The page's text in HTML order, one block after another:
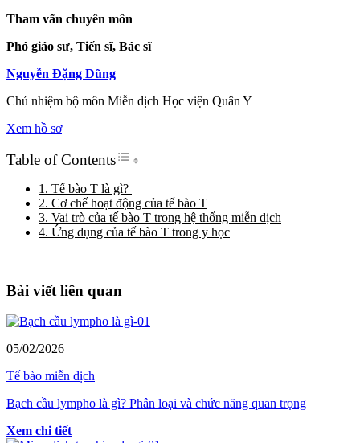
Tham vấn chuyên môn
Phó giáo sư, Tiến sĩ, Bác sĩ
Nguyễn Đặng Dũng
Chủ nhiệm bộ môn Miễn dịch Học viện Quân Y
Xem hồ sơ
Table of ContentsToggle Table of Content
1. Tế bào T là gì?
2. Cơ chế hoạt động của tế bào T
3. Vai trò của tế bào T trong hệ thống miễn dịch
4. Ứng dụng của tế bào T trong y học
Bài viết liên quan
05/02/2026
Tế bào miễn dịch
Bạch cầu lympho là gì? Phân loại và chức năng quan trọng
Xem chi tiết